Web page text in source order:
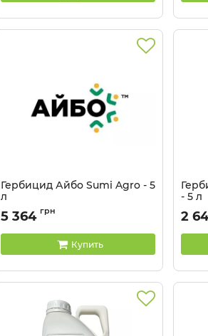
Гербицид Айбо Sumi Agro - 5
л
Артикул: 11022020
5 364 грн
Купить
- 5 л
2